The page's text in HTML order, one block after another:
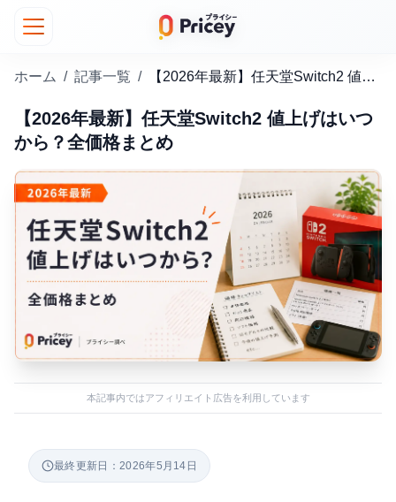
ホーム / 記事一覧 / 【2026年最新】任天堂Switch2 値上げはいつから？全価格まとめ
【2026年最新】任天堂Switch2 値上げはいつ
から？全価格まとめ
本記事内ではアフィリエイト広告を利用しています
最終更新日：2026年5月14日